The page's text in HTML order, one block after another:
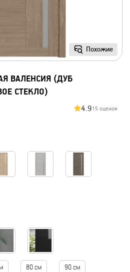
Похожие
ВАЛЕНСИЯ (ДУБ
СТЕКЛО)
4.915 оценок
80 см 90 см